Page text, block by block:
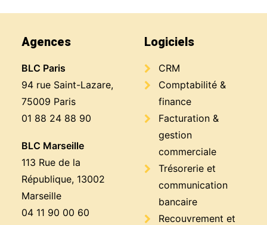
Agences
BLC Paris
94 rue Saint-Lazare,
75009 Paris
01 88 24 88 90
BLC Marseille
113 Rue de la
République, 13002
Marseille
04 11 90 00 60
Logiciels
CRM
Comptabilité &
finance
Facturation &
gestion
commerciale
Trésorerie et
communication
bancaire
Recouvrement et